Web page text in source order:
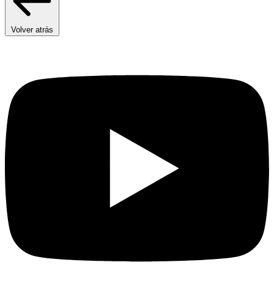
Volver atrás